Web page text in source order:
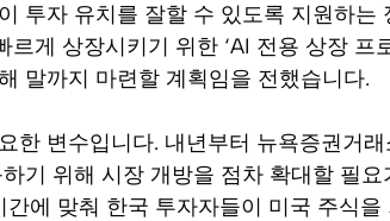
투자 유치를 잘할 수 있도록 지원하는
게 상장시키기 위한 ‘AI 전용 상장 프
말까지 마련할 계획임을 전했습니다.
한 변수입니다. 내년부터 뉴욕증권거
기 위해 시장 개방을 점차 확대할 필요
에 맞춰 한국 투자자들이 미국 주식